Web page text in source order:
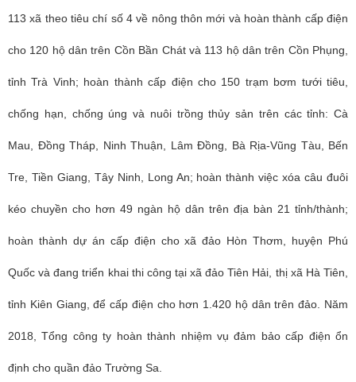
113 xã theo tiêu chí số 4 về nông thôn mới và hoàn thành cấp điện
cho 120 hộ dân trên Cồn Bần Chát và 113 hộ dân trên Cồn Phụng,
tỉnh Trà Vinh; hoàn thành cấp điện cho 150 trạm bơm tưới tiêu,
chống hạn, chống úng và nuôi trồng thủy sản trên các tỉnh: Cà
Mau, Đồng Tháp, Ninh Thuận, Lâm Đồng, Bà Rịa-Vũng Tàu, Bến
Tre, Tiền Giang, Tây Ninh, Long An; hoàn thành việc xóa câu đuôi
kéo chuyền cho hơn 49 ngàn hộ dân trên địa bàn 21 tỉnh/thành;
hoàn thành dự án cấp điện cho xã đảo Hòn Thơm, huyện Phú
Quốc và đang triển khai thi công tại xã đảo Tiên Hải, thị xã Hà Tiên,
tỉnh Kiên Giang, để cấp điện cho hơn 1.420 hộ dân trên đảo. Năm
2018, Tổng công ty hoàn thành nhiệm vụ đảm bảo cấp điện ổn
định cho quần đảo Trường Sa.